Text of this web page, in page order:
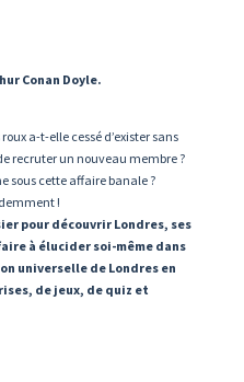
Conan Doyle.
a-t-elle cessé d’exister sans
recruter un nouveau membre ?
sous cette affaire banale ?
!
pour découvrir Londres, ses
à élucider soi-même dans
universelle de Londres en
de jeux, de quiz et